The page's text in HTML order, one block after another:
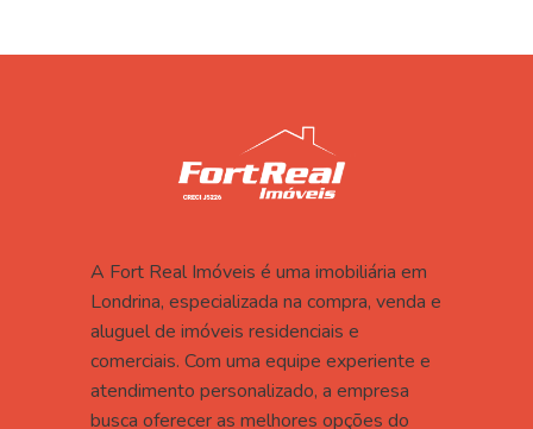
58 m² privativos
ENTRE EM CONTATO AGORA MESMO
A Fort Real Imóveis é uma imobiliária em
Londrina, especializada na compra, venda e
aluguel de imóveis residenciais e
comerciais. Com uma equipe experiente e
atendimento personalizado, a empresa
busca oferecer as melhores opções do